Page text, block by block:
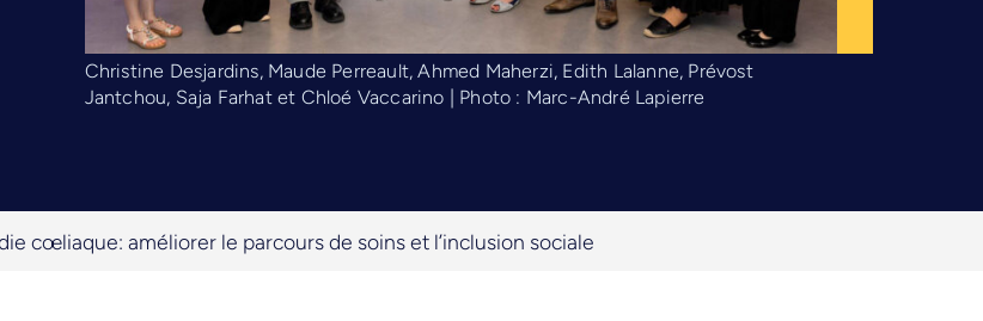
Christine Desjardins, Maude Perreault, Ahmed Maherzi, Edith Lalanne, Prévost
Jantchou, Saja Farhat et Chloé Vaccarino | Photo : Marc-André Lapierre
cœliaque: améliorer le parcours de soins et l’inclusion sociale